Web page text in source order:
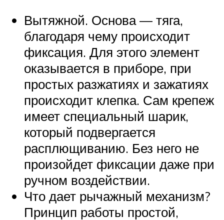
Вытяжной. Основа — тяга,
благодаря чему происходит
фиксация. Для этого элемент
оказывается в приборе, при
простых разжатиях и зажатиях
происходит клепка. Сам крепеж
имеет специальный шарик,
который подвергается
расплющиванию. Без него не
произойдет фиксации даже при
ручном воздействии.
Что дает рычажный механизм?
Принцип работы простой,